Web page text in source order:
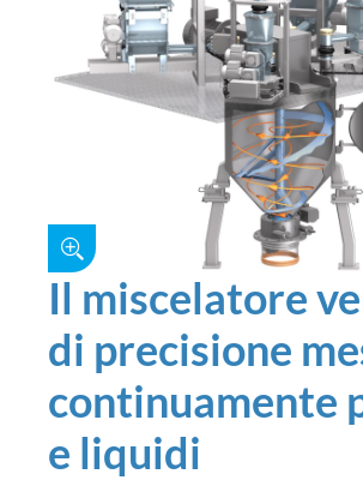
Il miscelatore
di precisione
continuamente
e liquidi